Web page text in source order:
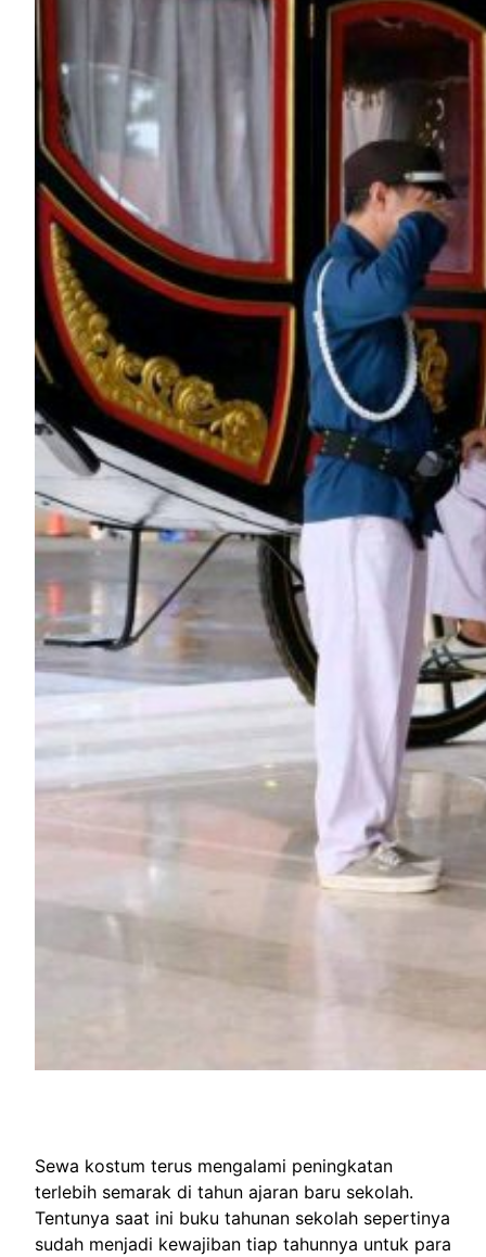
Sewa kostum terus mengalami peningkatan
terlebih semarak di tahun ajaran baru sekolah.
Tentunya saat ini buku tahunan sekolah sepertinya
sudah menjadi kewajiban tiap tahunnya untuk para